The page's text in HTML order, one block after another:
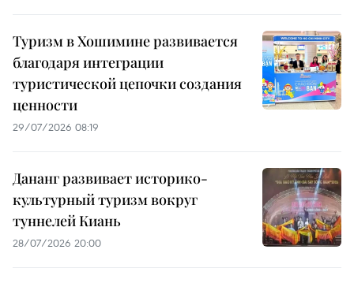
Туризм в Хошимине развивается
благодаря интеграции
туристической цепочки создания
ценности
29/07/2026 08:19
Дананг развивает историко-
культурный туризм вокруг
туннелей Киань
28/07/2026 20:00